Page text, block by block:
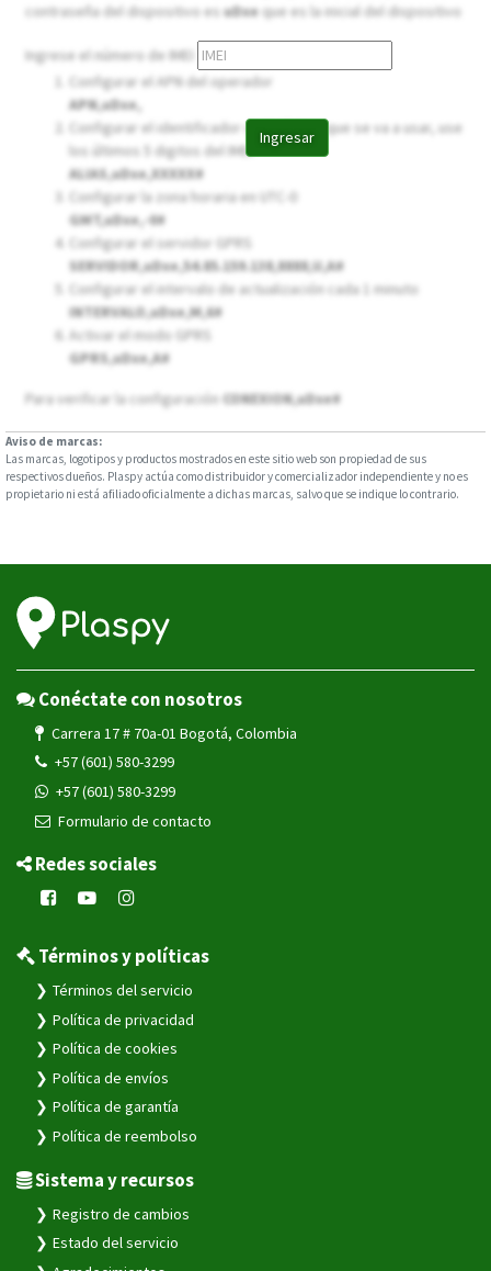
Ingresar
contraseña del dispositivo esuDxe que es la inicial del dispositivo
Ingrese el número de IMEI
Configurar el APN del operador
APN,uDxe,
Configurar el identificador de 5 dígitos que se va a usar, use
los últimos 5 digitos del IMEI
ALIAS,uDxe,XXXXX#
Configurar la zona horaria en UTC-0
GMT,uDxe,-0#
Configurar el servidor GPRS
SERVIDOR,uDxe,54.85.159.138,8888,U,A#
Configurar el intervalo de actualización cada 1 minuto
INTERVALO,uDxe,M,6#
Activar el modo GPRS
GPRS,uDxe,A#
Para verificar la configuración CONEXION,uDxe#
Aviso de marcas:
Las marcas, logotipos y productos mostrados en este sitio web son propiedad de sus
respectivos dueños. Plaspy actúa como distribuidor y comercializador independiente y no es
propietario ni está afiliado oficialmente a dichas marcas, salvo que se indique lo contrario.
Conéctate con nosotros
Carrera 17 # 70a-01 Bogotá, Colombia
+57 (601) 580-3299
+57 (601) 580-3299
Formulario de contacto
Redes sociales
Términos y políticas
Términos del servicio
Política de privacidad
Política de cookies
Política de envíos
Política de garantía
Política de reembolso
Sistema y recursos
Registro de cambios
Estado del servicio